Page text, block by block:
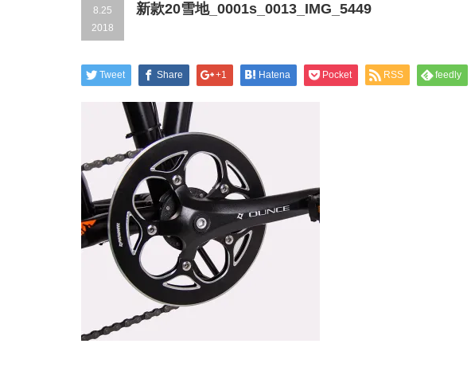
8.25
2018
新款20雪地_0001s_0013_IMG_5449
Tweet Share +1 Hatena Pocket RSS feedly